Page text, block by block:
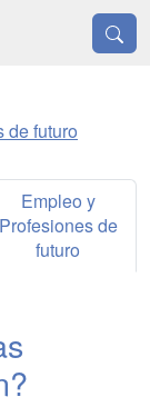
de futuro
Empleo y
Profesiones de
futuro